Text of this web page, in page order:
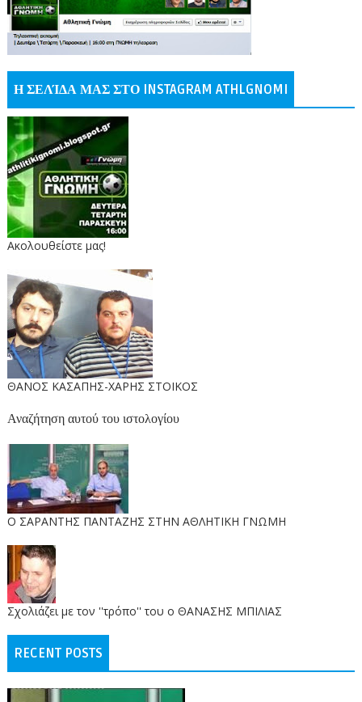
Η ΣΕΛΊΔΑ ΜΑΣ ΣΤΟ INSTAGRAM ATHLGNOMI
Ακολουθείστε μας!
ΘΑΝΟΣ ΚΑΣΑΠΗΣ-ΧΑΡΗΣ ΣΤΟΙΚΟΣ
Αναζήτηση αυτού του ιστολογίου
O ΣΑΡΑΝΤΗΣ ΠΑΝΤΑΖΗΣ ΣΤΗΝ ΑΘΛΗΤΙΚΗ ΓΝΩΜΗ
Σχολιάζει με τον ''τρόπο'' του ο ΘΑΝΑΣΗΣ ΜΠΙΛΙΑΣ
RECENT POSTS